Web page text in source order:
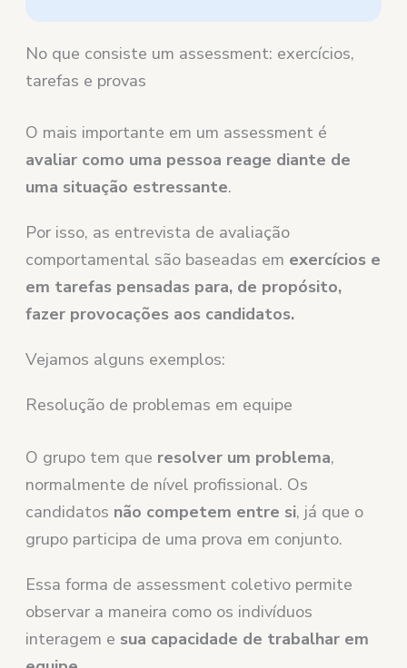
No que consiste um assessment: exercícios,
tarefas e provas
O mais importante em um assessment é
avaliar como uma pessoa reage diante de
uma situação estressante.
Por isso, as entrevista de avaliação
comportamental são baseadas em exercícios e
em tarefas pensadas para, de propósito,
fazer provocações aos candidatos.
Vejamos alguns exemplos:
Resolução de problemas em equipe
O grupo tem que resolver um problema,
normalmente de nível profissional. Os
candidatos não competem entre si, já que o
grupo participa de uma prova em conjunto.
Essa forma de assessment coletivo permite
observar a maneira como os indivíduos
interagem e sua capacidade de trabalhar em